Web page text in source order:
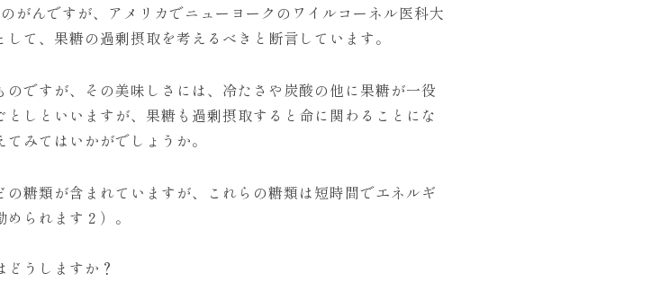
がんですが、アメリカでニューヨークのワイルコーネル医科大
て、果糖の過剰摂取を考えるべきと断言しています。
ですが、その美味しさには、冷たさや炭酸の他に果糖が一役
しといいますが、果糖も過剰摂取すると命に関わることにな
みてはいかがでしょうか。
の糖類が含まれていますが、これらの糖類は短時間でエネルギ
られます２）。
うしますか？